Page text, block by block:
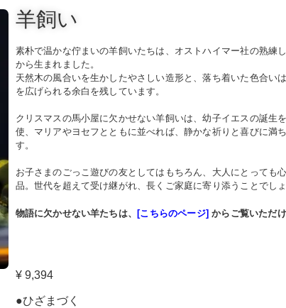
羊飼い
素朴で温かな佇まいの羊飼いたちは、オストハイマー社の熟練
から生まれました。
天然木の風合いを生かしたやさしい造形と、落ち着いた色合い
を広げられる余白を残しています。
クリスマスの馬小屋に欠かせない羊飼いは、幼子イエスの誕生
使、マリアやヨセフとともに並べれば、静かな祈りと喜びに満
す。
お子さまのごっこ遊びの友としてはもちろん、大人にとっても
品。世代を超えて受け継がれ、長くご家庭に寄り添うことでしょ
物語に欠かせない羊たちは、 [こちらのページ]からご覧いただけ
¥ 9,394
●ひざまづく